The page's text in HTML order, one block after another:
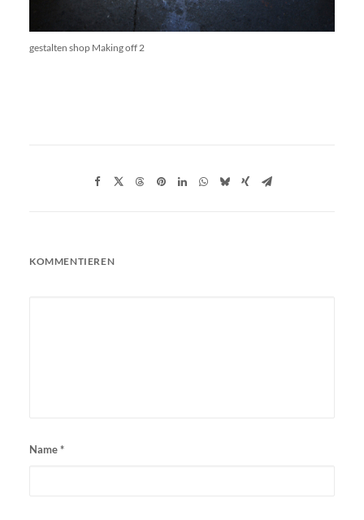
gestalten shop Making off 2
KOMMENTIEREN
Name*